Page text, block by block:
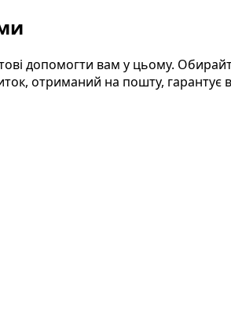
допомогти вам у цьому.
отриманий на пошту, гарантує